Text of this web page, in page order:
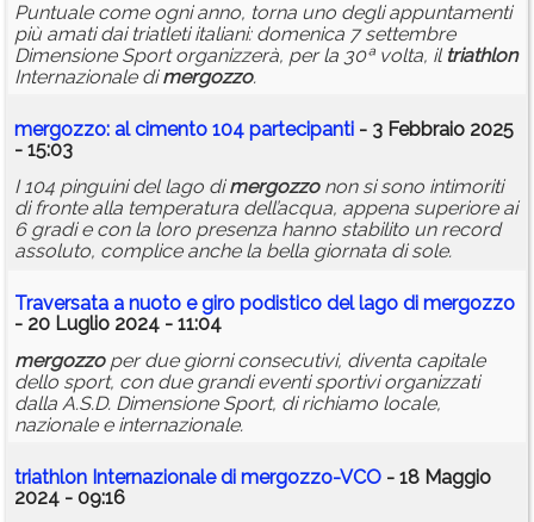
Puntuale come ogni anno, torna uno degli appuntamenti
più amati dai triatleti italiani: domenica 7 settembre
Dimensione Sport organizzerà, per la 30ª volta, il triathlon
Internazionale dimergozzo.
mergozzo: al cimento 104 partecipanti - 3 Febbraio 2025
- 15:03
I 104 pinguini del lago dimergozzonon si sono intimoriti
di fronte alla temperatura dell’acqua, appena superiore ai
6 gradi e con la loro presenza hanno stabilito un record
assoluto, complice anche la bella giornata di sole.
Traversata a nuoto e giro podistico del lago di mergozzo
- 20 Luglio 2024 - 11:04
mergozzoper due giorni consecutivi, diventa capitale
dello sport, con due grandi eventi sportivi organizzati
dalla A.S.D. Dimensione Sport, di richiamo locale,
nazionale e internazionale.
triathlon Internazionale di mergozzo-VCO - 18 Maggio
2024 - 09:16